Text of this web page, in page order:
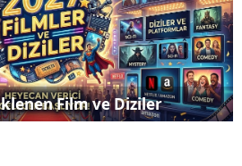
2026 Tam Liste